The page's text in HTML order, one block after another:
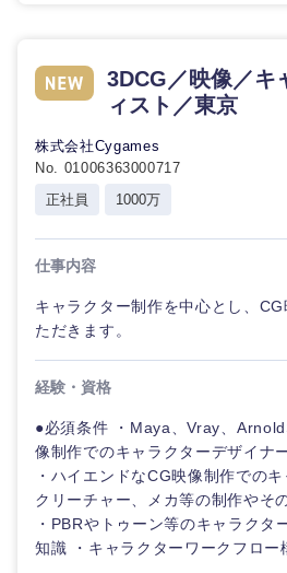
中国・四国地方
鳥取県
岡山県
山口県
香川県
高知県
3DCG／映像／キ
ィスト／東京
株式会社Cygames
No. 01006363000717
正社員
1000万
仕事内容
キャラクター制作を中心とし、
ただきます。
経験・資格
●必須条件 ・Maya、Vray、
像制作でのキャラクターデザイナ
・ハイエンドなCG映像制作での
クリーチャー、メカ等の制作やそ
・PBRやトゥーン等のキャラクタ
知識 ・キャラクターワークフロー